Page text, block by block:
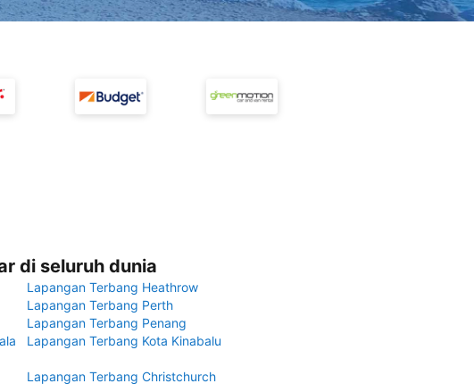
di seluruh dunia
Lapangan Terbang Heathrow
Lapangan Terbang Perth
Lapangan Terbang Penang
Lapangan Terbang Kota Kinabalu
Lapangan Terbang Christchurch